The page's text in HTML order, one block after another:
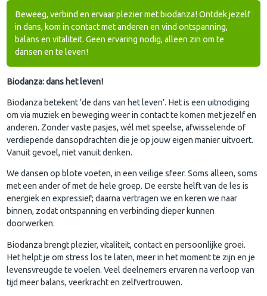
Beweeg, verbind en ervaar plezier met biodanza! Ontdek jezelf
in dans, kom in contact met anderen en vind ontspanning,
balans en vitaliteit. Geen ervaring nodig, alleen zin om te
dansen en te leven!
Biodanza: dans het leven!
Biodanza betekent ‘de dans van het leven’. Het is een uitnodiging
om via muziek en beweging weer in contact te komen met jezelf en
anderen. Zonder vaste pasjes, wél met speelse, afwisselende of
verdiepende dansopdrachten die je op jouw eigen manier uitvoert.
Vanuit gevoel, niet vanuit denken.
We dansen op blote voeten, in een veilige sfeer. Soms alleen, soms
met een ander of met de hele groep. De eerste helft van de les is
energiek en expressief; daarna vertragen we en keren we naar
binnen, zodat ontspanning en verbinding dieper kunnen
doorwerken.
Biodanza brengt plezier, vitaliteit, contact en persoonlijke groei.
Het helpt je om stress los te laten, meer in het moment te zijn en je
levensvreugde te voelen. Veel deelnemers ervaren na verloop van
tijd meer balans, veerkracht en zelfvertrouwen.